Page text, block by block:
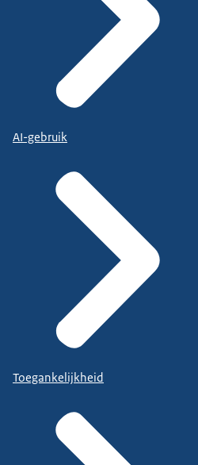
AI-gebruik
Toegankelijkheid